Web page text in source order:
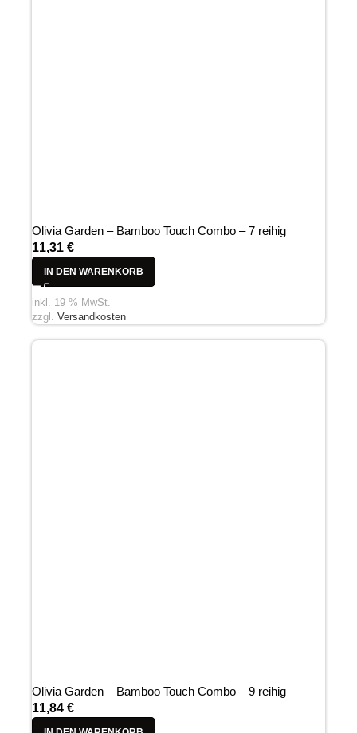
Olivia Garden – Bamboo Touch Combo – 7 reihig
11,31 €
IN DEN WARENKORB
inkl. 19 % MwSt.
zzgl. Versandkosten
Olivia Garden – Bamboo Touch Combo – 9 reihig
11,84 €